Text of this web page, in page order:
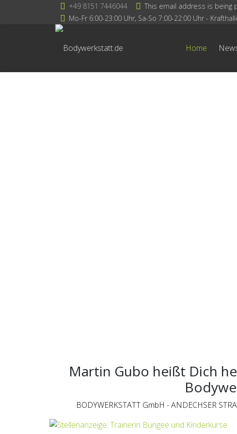
+49 8151 7446044
This email address is being
Mo-Fr 6:00-23:00 Uhr, Sa-So 7:00-22:00 Uhr -
Home
Martin Gubo heißt Dich
BODYWERKSTATT GmbH - ANDECHSER